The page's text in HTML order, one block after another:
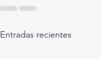
Entradas recientes